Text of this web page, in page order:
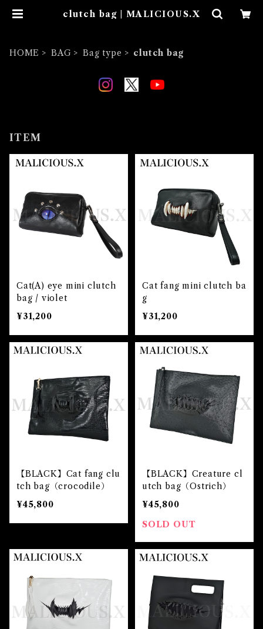
clutch bag | MALICIOUS.X
HOME BAG Bag type clutch bag
ITEM
Cat(A) eye mini clutch
bag / violet
¥31,200
Cat fang mini clutch ba
g
¥31,200
【BLACK】Cat fang clu
tch bag（crocodile）
¥45,800
【BLACK】Creature cl
utch bag（Ostrich）
¥45,800
SOLD OUT